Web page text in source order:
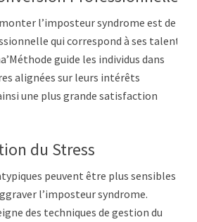
l’imposteur syndrome est de
qui correspond à ses talents
guide les individus dans
alignées sur leurs intérêts
une plus grande satisfaction
du Stress
peuvent être plus sensibles
l’imposteur syndrome.
des techniques de gestion du